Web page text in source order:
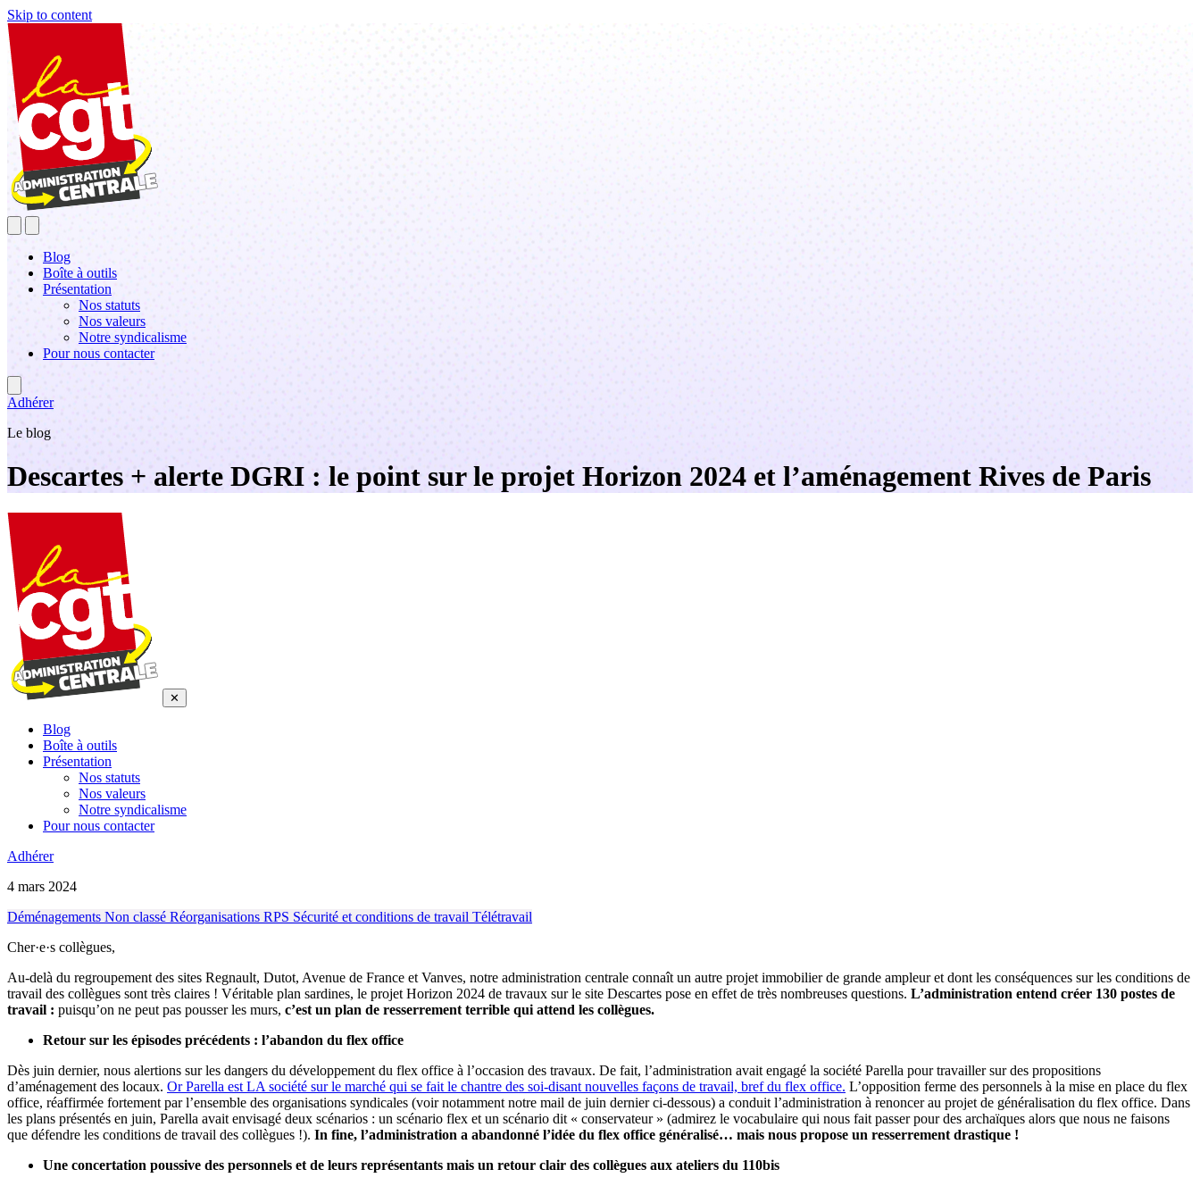
Skip to content
Blog
Boîte à outils
Présentation
Nos statuts
Nos valeurs
Notre syndicalisme
Pour nous contacter
Adhérer
Le blog
Descartes + alerte DGRI : le point sur le projet Horizon 2024 et l’aménagement Rives de Paris
✕
Blog
Boîte à outils
Présentation
Nos statuts
Nos valeurs
Notre syndicalisme
Pour nous contacter
Adhérer
4 mars 2024
Déménagements Non classé Réorganisations RPS Sécurité et conditions de travail Télétravail
Cher·e·s collègues,
Au-delà du regroupement des sites Regnault, Dutot, Avenue de France et Vanves, notre administration centrale connaît un autre projet immobilier de grande ampleur et dont les conséquences sur les conditions de
travail des collègues sont très claires ! Véritable plan sardines, le projet Horizon 2024 de travaux sur le site Descartes pose en effet de très nombreuses questions. L’administration entend créer 130 postes de
travail : puisqu’on ne peut pas pousser les murs, c’est un plan de resserrement terrible qui attend les collègues.
Retour sur les épisodes précédents : l’abandon du flex office
Dès juin dernier, nous alertions sur les dangers du développement du flex office à l’occasion des travaux. De fait, l’administration avait engagé la société Parella pour travailler sur des propositions
d’aménagement des locaux. Or Parella est LA société sur le marché qui se fait le chantre des soi-disant nouvelles façons de travail, bref du flex office. L’opposition ferme des personnels à la mise en place du flex
office, réaffirmée fortement par l’ensemble des organisations syndicales (voir notamment notre mail de juin dernier ci-dessous) a conduit l’administration à renoncer au projet de généralisation du flex office. Dans
les plans présentés en juin, Parella avait envisagé deux scénarios : un scénario flex et un scénario dit « conservateur » (admirez le vocabulaire qui nous fait passer pour des archaïques alors que nous ne faisons
que défendre les conditions de travail des collègues !). In fine, l’administration a abandonné l’idée du flex office généralisé… mais nous propose un resserrement drastique !
Une concertation poussive des personnels et de leurs représentants mais un retour clair des collègues aux ateliers du 110bis